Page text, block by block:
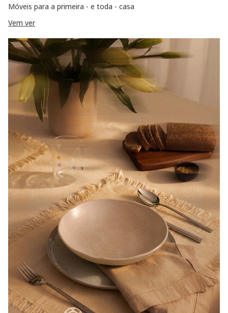
Móveis para a primeira - e toda - casa
Vem ver